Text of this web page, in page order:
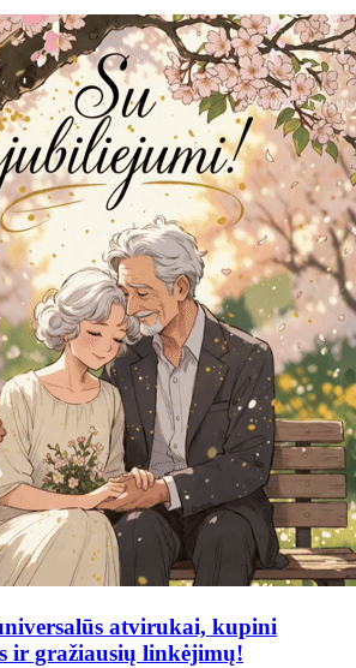
atvirukai, kupini
ir gražiausių linkėjimų!